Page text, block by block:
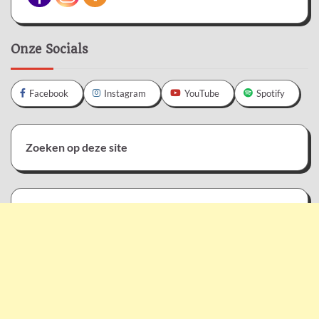
Onze Socials
Facebook Instagram YouTube Spotify
Zoeken op deze site